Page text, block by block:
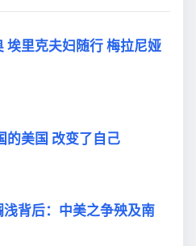
埃里克夫妇随行 梅拉尼娅
的美国 改变了自己
背后：中美之争殃及南